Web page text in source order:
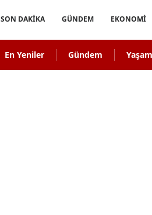
SON DAKİKA GÜNDEM EKONOMİ
En Yeniler Gündem Yaşam